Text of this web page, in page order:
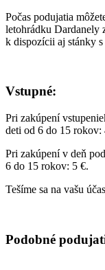
Počas podujatia
letohrádku Dardanely
k dispozícii aj stánky s
Vstupné:
Pri zakúpení
deti od 6 do 15 rokov:
Pri zakúpení v deň
6 do 15 rokov: 5 €.
Tešíme sa na vašu
Podobné